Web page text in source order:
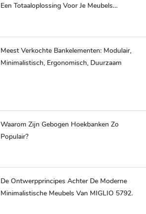
Een Totaaloplossing Voor Je Meubels
Meest Verkochte Bankelementen: Modulair,
Minimalistisch, Ergonomisch, Duurzaam
Waarom Zijn Gebogen Hoekbanken Zo
Populair?
De Ontwerpprincipes Achter De Moderne
Minimalistische Meubels Van MIGLIO 5792.